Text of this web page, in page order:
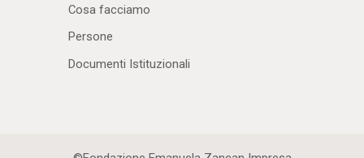
Cosa facciamo
Persone
Documenti Istituzionali